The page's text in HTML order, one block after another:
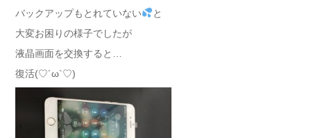
バックアップもとれていない
と
大変お困りの様子でしたが
液晶画面を交換すると…
復活(♡´ω`♡)